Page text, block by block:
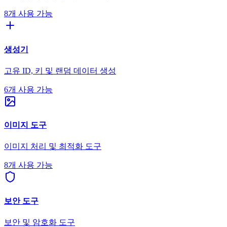
8개 사용 가능
생성기
고유 ID, 키 및 랜덤 데이터 생성
6개 사용 가능
이미지 도구
이미지 처리 및 최적화 도구
8개 사용 가능
보안 도구
보안 및 암호화 도구